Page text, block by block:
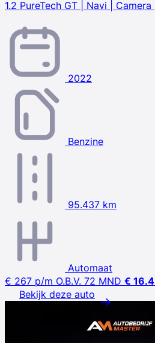
1.2 PureTech GT | Navi |
2022
Benzine
95.437 km
Automaat
€ 267 p/m O.B.V. 72 MND €
Bekijk deze auto